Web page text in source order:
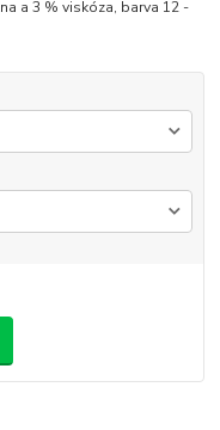
a 3 % viskóza, barva 12 -